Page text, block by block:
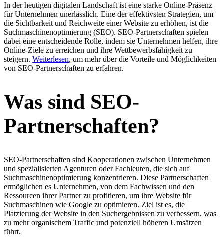
In der heutigen digitalen Landschaft ist eine starke Online-Präsenz
für Unternehmen unerlässlich. Eine der effektivsten Strategien, um
die Sichtbarkeit und Reichweite einer Website zu erhöhen, ist die
Suchmaschinenoptimierung (SEO). SEO-Partnerschaften spielen
dabei eine entscheidende Rolle, indem sie Unternehmen helfen, ihre
Online-Ziele zu erreichen und ihre Wettbewerbsfähigkeit zu
steigern. Weiterlesen, um mehr über die Vorteile und Möglichkeiten
von SEO-Partnerschaften zu erfahren.
Was sind SEO-
Partnerschaften?
SEO-Partnerschaften sind Kooperationen zwischen Unternehmen
und spezialisierten Agenturen oder Fachleuten, die sich auf
Suchmaschinenoptimierung konzentrieren. Diese Partnerschaften
ermöglichen es Unternehmen, von dem Fachwissen und den
Ressourcen ihrer Partner zu profitieren, um ihre Website für
Suchmaschinen wie Google zu optimieren. Ziel ist es, die
Platzierung der Website in den Suchergebnissen zu verbessern, was
zu mehr organischem Traffic und potenziell höheren Umsätzen
führt.